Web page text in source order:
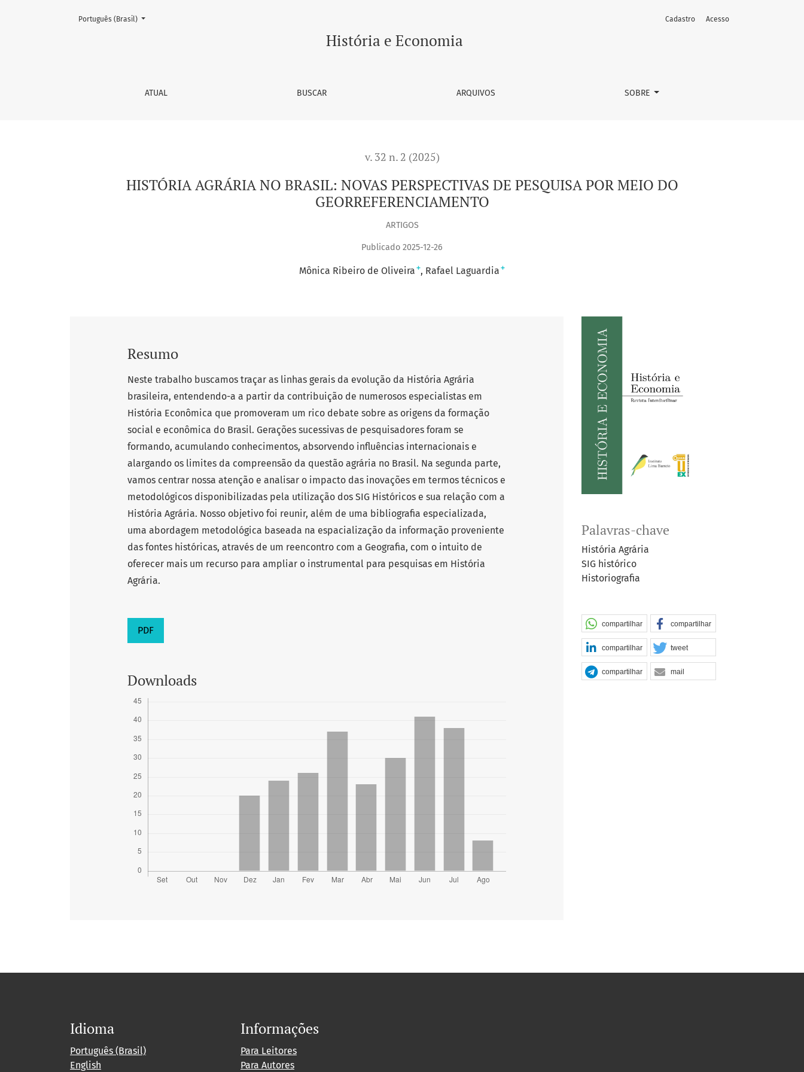
HISTÓRIA AGRÁRIA NO BRASIL
História e Economia
ATUAL BUSCAR ARQUIVOS SOBRE
Cadastro Acesso
Mudar o idioma. O atual é:
Português (Brasil)
v. 32 n. 2 (2025)
HISTÓRIA AGRÁRIA NO BRASIL: NOVAS PERSPECTIVAS DE PESQUISA POR MEIO DO
GEORREFERENCIAMENTO
ARTIGOS
Publicado 2025-12-26
Mônica Ribeiro de Oliveira + Rafael Laguardia +
Palavras-chave
História Agrária
SIG histórico
Historiografia
compartilhar compartilhar
compartilhar tweet
compartilhar mail
Resumo
Neste trabalho buscamos traçar as linhas gerais da evolução da História Agrária
brasileira, entendendo-a a partir da contribuição de numerosos especialistas em
História Econômica que promoveram um rico debate sobre as origens da formação
social e econômica do Brasil. Gerações sucessivas de pesquisadores foram se
formando, acumulando conhecimentos, absorvendo influências internacionais e
alargando os limites da compreensão da questão agrária no Brasil. Na segunda parte,
vamos centrar nossa atenção e analisar o impacto das inovações em termos técnicos e
metodológicos disponibilizadas pela utilização dos SIG Históricos e sua relação com a
História Agrária. Nosso objetivo foi reunir, além de uma bibliografia especializada,
uma abordagem metodológica baseada na espacialização da informação proveniente
das fontes históricas, através de um reencontro com a Geografia, com o intuito de
oferecer mais um recurso para ampliar o instrumental para pesquisas em História
Agrária.
PDF
Downloads
Idioma
Português (Brasil)
English
Informações
Para Leitores
Para Autores